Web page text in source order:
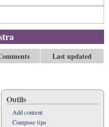
Last updated
Outils
Add content
Compose tips